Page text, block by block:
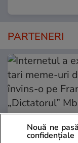
PARTENERI
Nouă ne
confidențiale